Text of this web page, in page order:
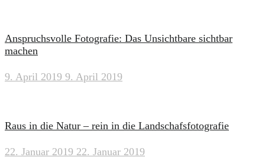
Anspruchsvolle Fotografie: Das Unsichtbare sichtbar
machen
9. April 2019 9. April 2019
Raus in die Natur – rein in die Landschafsfotografie
22. Januar 2019 22. Januar 2019